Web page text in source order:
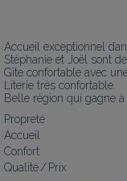
Accueil exceptionnel
Stéphanie et Joël sont
Gîte confortable avec
Literie très confortable.
Belle région qui gagne à
Propreté
Accueil
Confort
Qualité / Prix